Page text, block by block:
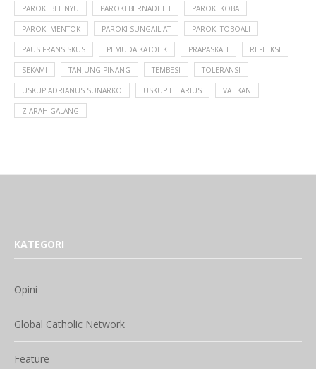
PAROKI BELINYU PAROKI BERNADETH PAROKI KOBA
PAROKI MENTOK PAROKI SUNGAILIAT PAROKI TOBOALI
PAUS FRANSISKUS PEMUDA KATOLIK PRAPASKAH REFLEKSI
SEKAMI TANJUNG PINANG TEMBESI TOLERANSI
USKUP ADRIANUS SUNARKO USKUP HILARIUS VATIKAN
ZIARAH GALANG
KATEGORI
Opini
Global Catholic Network
Feature